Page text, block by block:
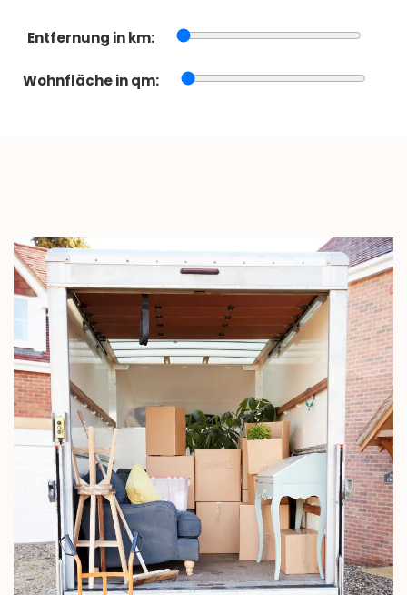
Entfernung in km:
Wohnfläche in qm: